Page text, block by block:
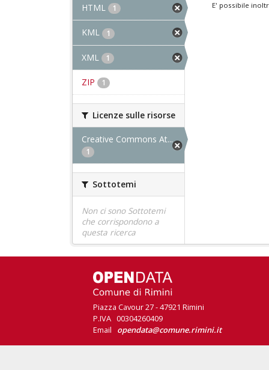
HTML 1
KML 1
XML 1
ZIP 1
Licenze sulle risorse
Creative Commons At...
1
Sottotemi
Non ci sono Sottotemi
che corrispondono a
questa ricerca
E' possibile
Piazza Cavour 27 - 47921 Rimini
P.IVA 00304260409
Email opendata@comune.rimini.it